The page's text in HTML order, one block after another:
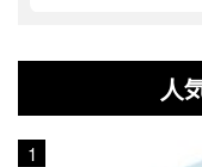
人